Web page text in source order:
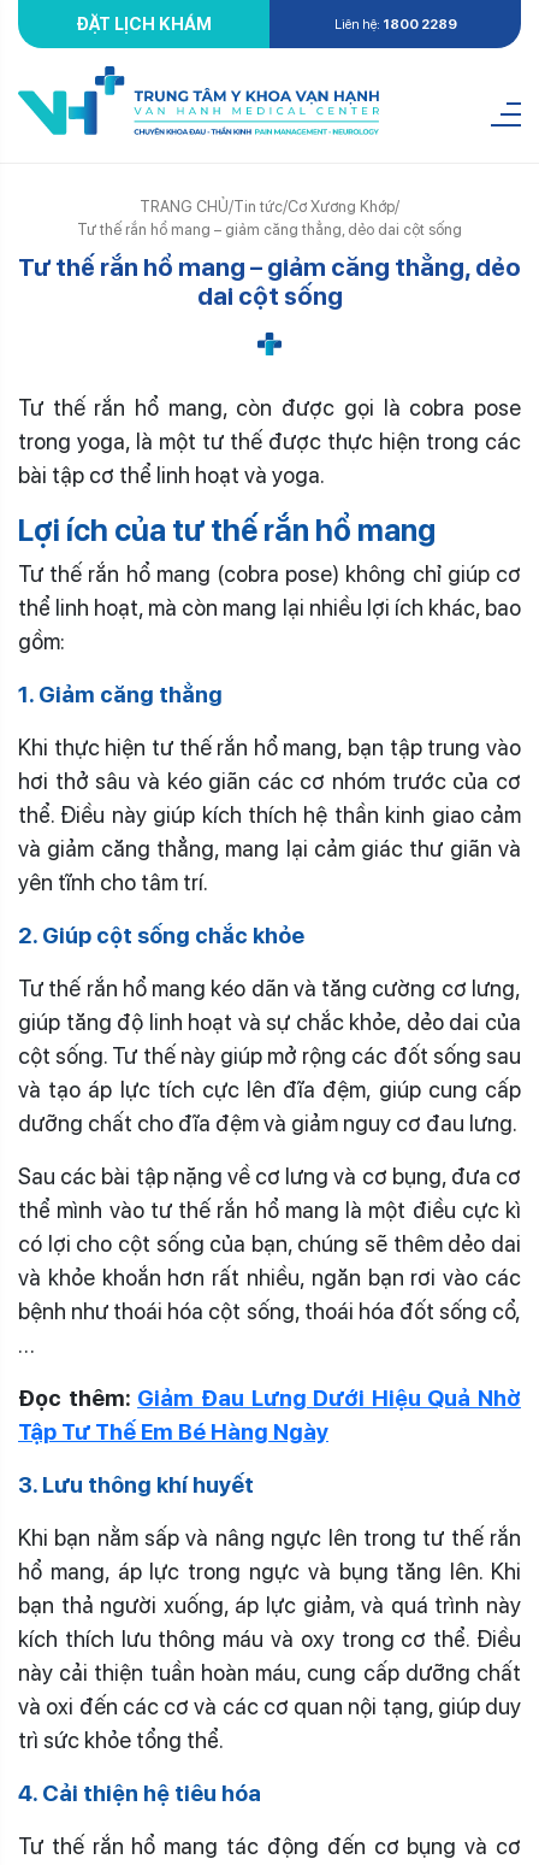
ĐẶT LỊCH KHÁM Liên hệ: 1800 2289
TRANG CHỦ/Tin tức/Cơ Xương Khớp/
Tư thế rắn hổ mang – giảm căng thẳng, dẻo dai cột sống
Tư thế rắn hổ mang – giảm căng thẳng, dẻo
dai cột sống
Tư thế rắn hổ mang, còn được gọi là cobra pose
trong yoga, là một tư thế được thực hiện trong các
bài tập cơ thể linh hoạt và yoga.
Lợi ích của tư thế rắn hổ mang
Tư thế rắn hổ mang (cobra pose) không chỉ giúp cơ
thể linh hoạt, mà còn mang lại nhiều lợi ích khác, bao
gồm:
1. Giảm căng thẳng
Khi thực hiện tư thế rắn hổ mang, bạn tập trung vào
hơi thở sâu và kéo giãn các cơ nhóm trước của cơ
thể. Điều này giúp kích thích hệ thần kinh giao cảm
và giảm căng thẳng, mang lại cảm giác thư giãn và
yên tĩnh cho tâm trí.
2. Giúp cột sống chắc khỏe
Tư thế rắn hổ mang kéo dãn và tăng cường cơ lưng,
giúp tăng độ linh hoạt và sự chắc khỏe, dẻo dai của
cột sống. Tư thế này giúp mở rộng các đốt sống sau
và tạo áp lực tích cực lên đĩa đệm, giúp cung cấp
dưỡng chất cho đĩa đệm và giảm nguy cơ đau lưng.
Sau các bài tập nặng về cơ lưng và cơ bụng, đưa cơ
thể mình vào tư thế rắn hổ mang là một điều cực kì
có lợi cho cột sống của bạn, chúng sẽ thêm dẻo dai
và khỏe khoắn hơn rất nhiều, ngăn bạn rơi vào các
bệnh như thoái hóa cột sống, thoái hóa đốt sống cổ,
…
Đọc thêm: Giảm Đau Lưng Dưới Hiệu Quả Nhờ
Tập Tư Thế Em Bé Hàng Ngày
3. Lưu thông khí huyết
Khi bạn nằm sấp và nâng ngực lên trong tư thế rắn
hổ mang, áp lực trong ngực và bụng tăng lên. Khi
bạn thả người xuống, áp lực giảm, và quá trình này
kích thích lưu thông máu và oxy trong cơ thể. Điều
này cải thiện tuần hoàn máu, cung cấp dưỡng chất
và oxi đến các cơ và các cơ quan nội tạng, giúp duy
trì sức khỏe tổng thể.
4. Cải thiện hệ tiêu hóa
Tư thế rắn hổ mang tác động đến cơ bụng và cơ